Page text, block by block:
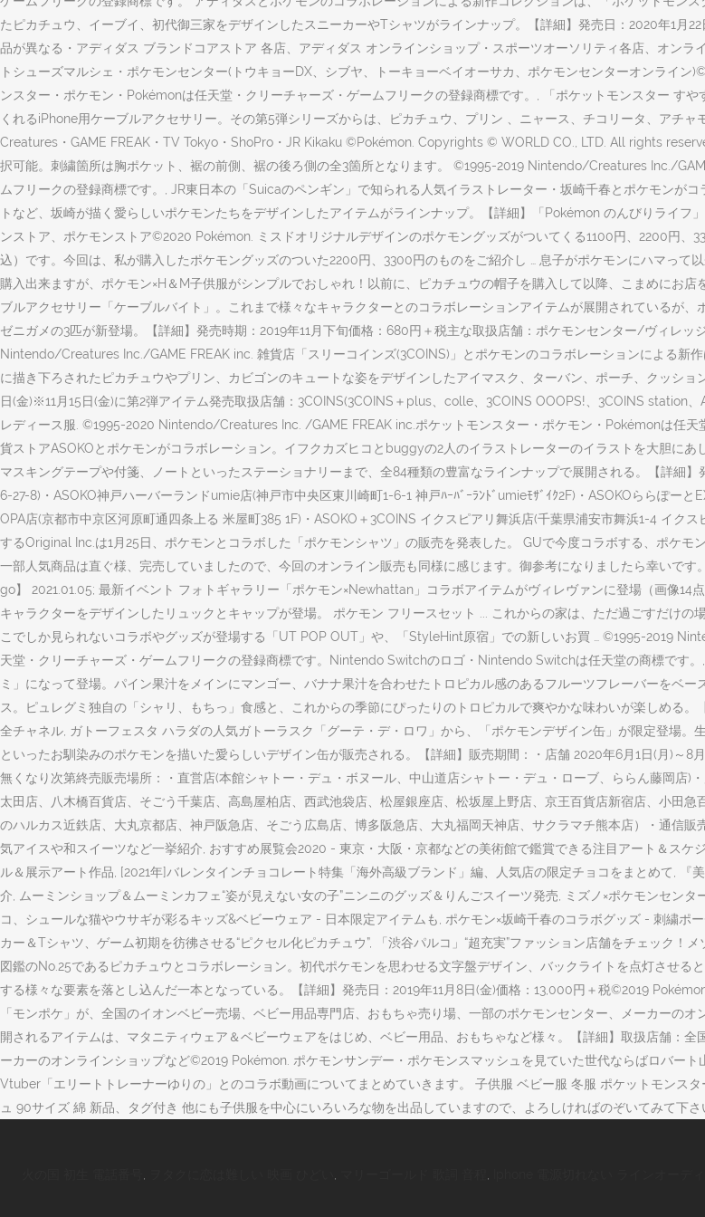
たピカチュウ、イーブイ、初代御三家をデザインしたスニーカーやTシャツがラインナップ。【詳細】発売日：2020年1
品が異なる・アディダス ブランドコアストア 各店、アディダス オンラインショップ・スポーツオーソリティ各店、オン
トシューズマルシェ・ポケモンセンター(トウキョーDX、シブヤ、トーキョーベイオーサカ、ポケモンセンターオンラ
ンスター・ポケモン・Pokémonは任天堂・クリーチャーズ・ゲームフリークの登録商標です。, 「ポケットモンスター す
くれるiPhone用ケーブルアクセサリー。その第5弾シリーズからは、ピカチュウ、プリン 、ニャース、チコリータ、アチ
Creatures・GAME FREAK・TV Tokyo・ShoPro・JR Kikaku ©Pokémon. Copyrights © WORLD CO., LTD. All rights
択可能。刺繍箇所は胸ポケット、裾の前側、裾の後ろ側の全3箇所となります。 ©1995-2019 Nintendo/Creatures Inc./
ムフリークの登録商標です。, JR東日本の「Suicaのペンギン」で知られる人気イラストレーター・坂崎千春とポケモンが
トなど、坂崎が描く愛らしいポケモンたちをデザインしたアイテムがラインナップ。【詳細】「Pokémon のんびりライ
ンストア、ポケモンストア©2020 Pokémon. ミスドオリジナルデザインのポケモングッズがついてくる1100円、2200円
込）です。今回は、私が購入したポケモングッズのついた2200円、3300円のものをご紹介し … 息子がポケモンにハマっ
購入出来ますが、ポケモン×H＆M子供服がシンプルでおしゃれ！以前に、ピカチュウの帽子を購入して以降、こまめにお
ブルアクセサリー「ケーブルバイト」。これまで様々なキャラクターとのコラボレーションアイテムが展開されているが
ゼニガメの3匹が新登場。【詳細】発売時期：2019年11月下旬価格：680円＋税主な取扱店舗：ポケモンセンター/ヴィ
Nintendo/Creatures Inc./GAME FREAK inc. 雑貨店「スリーコインズ(3COINS)」とポケモンのコラボレーションによる
に描き下ろされたピカチュウやプリン、カビゴンのキュートな姿をデザインしたアイマスク、ターバン、ポーチ、クッショ
日(金)※11月15日(金)に第2弾アイテム発売取扱店舗：3COINS(3COINS＋plus、colle、3COINS OOOPS!、3COINS station
レディース服. ©1995-2020 Nintendo/Creatures Inc. /GAME FREAK inc.ポケットモンスター・ポケモン・Pokémonは任
貨ストアASOKOとポケモンがコラボレーション。イフクカズヒコとbuggyの2人のイラストレーターのイラストを大胆に
マスキングテープや付箋、ノートといったステーショナリーまで、全84種類の豊富なラインナップで展開される。【詳細
6-27-8)・ASOKO神戸ハーバーランドumie店(神戸市中央区東川崎町1-6-1 神戸ﾊｰﾊﾞｰﾗﾝﾄﾞumieﾓｻﾞｲｸ2F)・ASOKOららぽー
OPA店(京都市中京区河原町通四条上る 米屋町385 1F)・ASOKO＋3COINS イクスピアリ舞浜店(千葉県浦安市舞浜1-4 イ
するOriginal Inc.は1月25日、ポケモンとコラボした「ポケモンシャツ」の販売を発表した。 GUで今度コラボする、ポケモ
一部人気商品は直ぐ様、完売していましたので、今回のオンライン販売も同様に感じます。御参考になりましたら幸いで
go】 2021.01.05; 最新イベント フォトギャラリー「ポケモン×Newhattan」コラボアイテムがヴィレヴァンに登場（画像
キャラクターをデザインしたリュックとキャップが登場。 ポケモン フリースセット ... これからの家は、ただ過ごすだけ
こでしか見られないコラボやグッズが登場する「UT POP OUT」や、「StyleHint原宿」での新しいお買 … ©1995-2019
天堂・クリーチャーズ・ゲームフリークの登録商標です。Nintendo Switchのロゴ・Nintendo Switchは任天堂の商標です
ミ」になって登場。パイン果汁をメインにマンゴー、バナナ果汁を合わせたトロピカル感のあるフルーツフレーバーをベ
ス。ピュレグミ独自の「シャリ、もちっ」食感と、これからの季節にぴったりのトロピカルで爽やかな味わいが楽しめる
全チャネル, ガトーフェスタ ハラダの人気ガトーラスク「グーテ・デ・ロワ」から、「ポケモンデザイン缶」が限定登場
といったお馴染みのポケモンを描いた愛らしいデザイン缶が販売される。【詳細】販売期間：・店舗 2020年6月1日(月)～
無くなり次第終売販売場所：・直営店(本館シャトー・デュ・ボヌール、中山道店シャトー・デュ・ローブ、ららん藤岡店
太田店、八木橋百貨店、そごう千葉店、高島屋柏店、西武池袋店、松屋銀座店、松坂屋上野店、京王百貨店新宿店、小田
のハルカス近鉄店、大丸京都店、神戸阪急店、そごう広島店、博多阪急店、大丸福岡天神店、サクラマチ熊本店）・通信
気アイスや和スイーツなど一挙紹介, おすすめ展覧会2020 - 東京・大阪・京都などの美術館で鑑賞できる注目アート＆ス
ル＆展示アート作品, [2021年]バレンタインチョコレート特集「海外高級ブランド」編、人気店の限定チョコをまとめて,
介, ムーミンショップ＆ムーミンカフェ“姿が見えない女の子”ニンニのグッズ＆りんごスイーツ発売, ミズノ×ポケモンセン
コ、シュールな猫やウサギが彩るキッズ&ベビーウェア - 日本限定アイテムも, ポケモン×坂崎千春のコラボグッズ - 刺繍
カー＆Tシャツ、ゲーム初期を彷彿させる“ピクセル化ピカチュウ”, 「渋谷パルコ」“超充実”ファッション店舗をチェック
図鑑のNo.25であるピカチュウとコラボレーション。初代ポケモンを思わせる文字盤デザイン、バックライトを点灯させ
する様々な要素を落とし込んだ一本となっている。【詳細】発売日：2019年11月8日(金)価格：13,000円＋税©2019
「モンポケ」が、全国のイオンベビー売場、ベビー用品専門店、おもちゃ売り場、一部のポケモンセンター、メーカーの
開されるアイテムは、マタニティウェア＆ベビーウェアをはじめ、ベビー用品、おもちゃなど様々。【詳細】取扱店舗：
ーカーのオンラインショップなど©2019 Pokémon. ポケモンサンデー・ポケモンスマッシュを見ていた世代ならばロバー
Vtuber「エリートトレーナーゆりの」とのコラボ動画についてまとめていきます。 子供服 ベビー服 冬服 ポケットモンス
ュ 90サイズ 綿 新品、タグ付き 他にも子供服を中心にいろいろな物を出品していますので、よろしければのぞいてみて下さ